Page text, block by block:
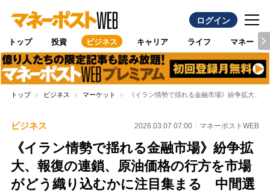
ログイン
トップ 投資 ビジネス キャリア ライフ マネー
トップ ビジネス マーケット 《イラン情勢で揺れる金融市場》紛争拡大、
ビジネス 2026.03.07 07:00 マネーポストWEB
《イラン情勢で揺れる金融市場》紛争拡
大、報復の連鎖、原油価格の行方を市場
がどう織り込むかに注目集まる 中間選